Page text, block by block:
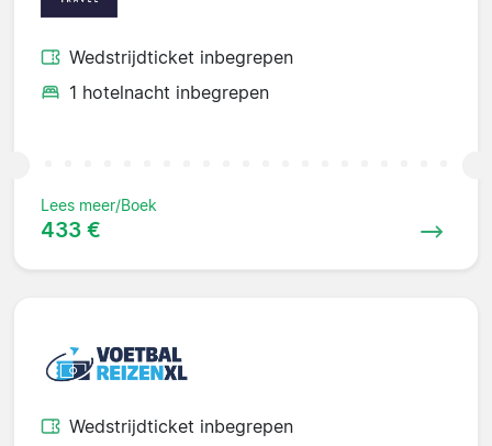
Wedstrijdticket inbegrepen
1 hotelnacht inbegrepen
Lees meer/Boek
433 €
Wedstrijdticket inbegrepen